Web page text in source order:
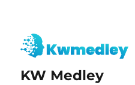
KW Medley